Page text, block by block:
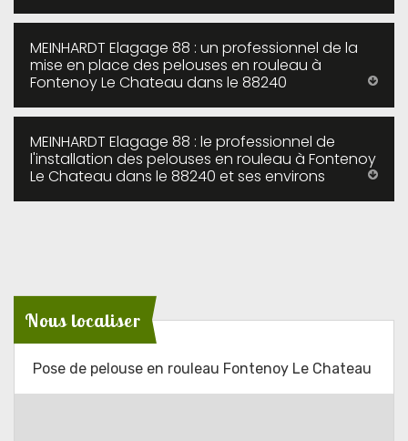
MEINHARDT Elagage 88 : un professionnel de la
mise en place des pelouses en rouleau à
Fontenoy Le Chateau dans le 88240
MEINHARDT Elagage 88 : le professionnel de
l'installation des pelouses en rouleau à Fontenoy
Le Chateau dans le 88240 et ses environs
Nous localiser
Pose de pelouse en rouleau Fontenoy Le Chateau